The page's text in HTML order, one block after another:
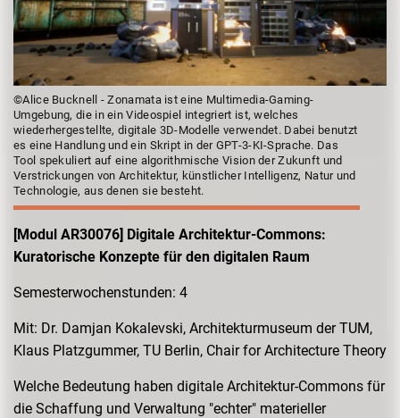
©Alice Bucknell - Zonamata ist eine Multimedia-Gaming-
Umgebung, die in ein Videospiel integriert ist, welches
wiederhergestellte, digitale 3D-Modelle verwendet. Dabei benutzt
es eine Handlung und ein Skript in der GPT-3-KI-Sprache. Das
Tool spekuliert auf eine algorithmische Vision der Zukunft und
Verstrickungen von Architektur, künstlicher Intelligenz, Natur und
Technologie, aus denen sie besteht.
[Modul AR30076] Digitale Architektur-Commons:
Kuratorische Konzepte für den digitalen Raum
Semesterwochenstunden: 4
Mit: Dr. Damjan Kokalevski, Architekturmuseum der TUM,
Klaus Platzgummer, TU Berlin, Chair for Architecture Theory
Welche Bedeutung haben digitale Architektur-Commons für
die Schaffung und Verwaltung "echter" materieller